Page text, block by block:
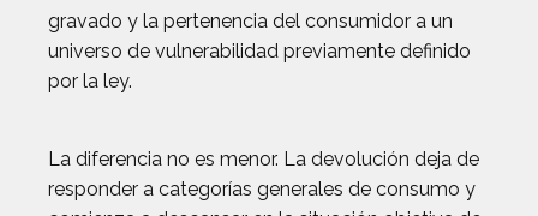
gravado y la pertenencia del consumidor a un
universo de vulnerabilidad previamente definido
por la ley.
La diferencia no es menor. La devolución deja de
responder a categorías generales de consumo y